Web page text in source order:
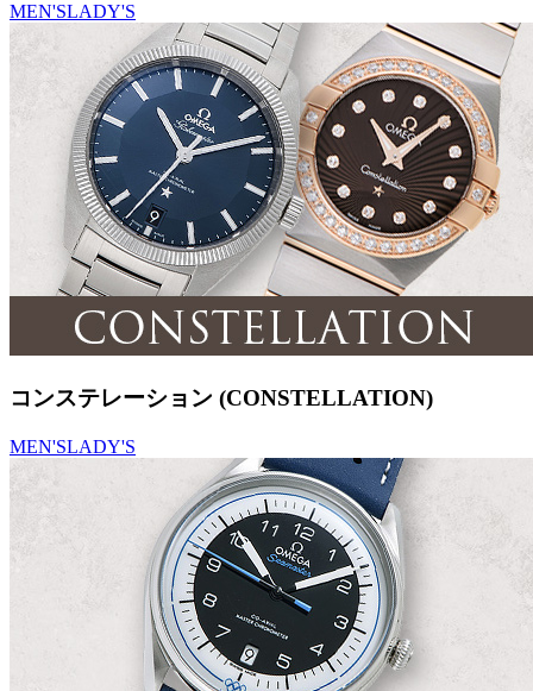
MEN'SLADY'S
コンステレーション (CONSTELLATION)
MEN'SLADY'S